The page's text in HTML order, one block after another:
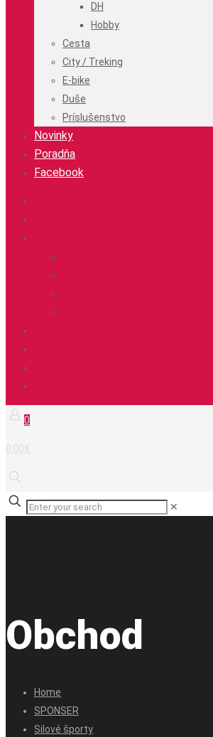
DH
Hobby
Cesta
City / Treking
E-bike
Duše
Príslušenstvo
Novinky
Poradňa
Facebook
0
0.00€
✕
Obchod
Home
SPONSER
Silové športy